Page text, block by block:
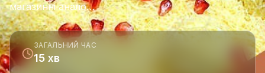
магазинні анало…
ЗАГАЛЬНИЙ ЧАС
15 хв